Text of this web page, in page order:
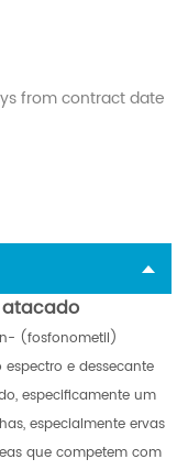
from contract date
atacado
(fosfonometil)
e dessecante
especificamente um
especialmente ervas
que competem com